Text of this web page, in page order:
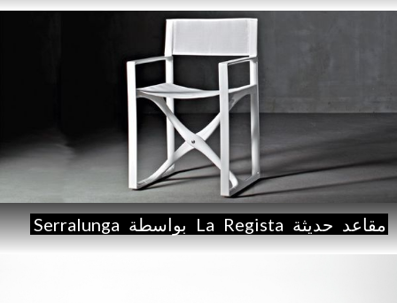
مقاعد حديثة La Regista بواسطة Serralunga